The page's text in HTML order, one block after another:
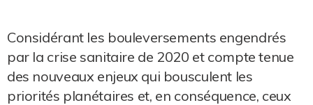
Considérant les bouleversements engendrés
par la crise sanitaire de 2020 et compte tenue
des nouveaux enjeux qui bousculent les
priorités planétaires et, en conséquence, ceux